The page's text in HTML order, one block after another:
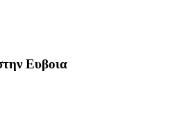
Ευβοια